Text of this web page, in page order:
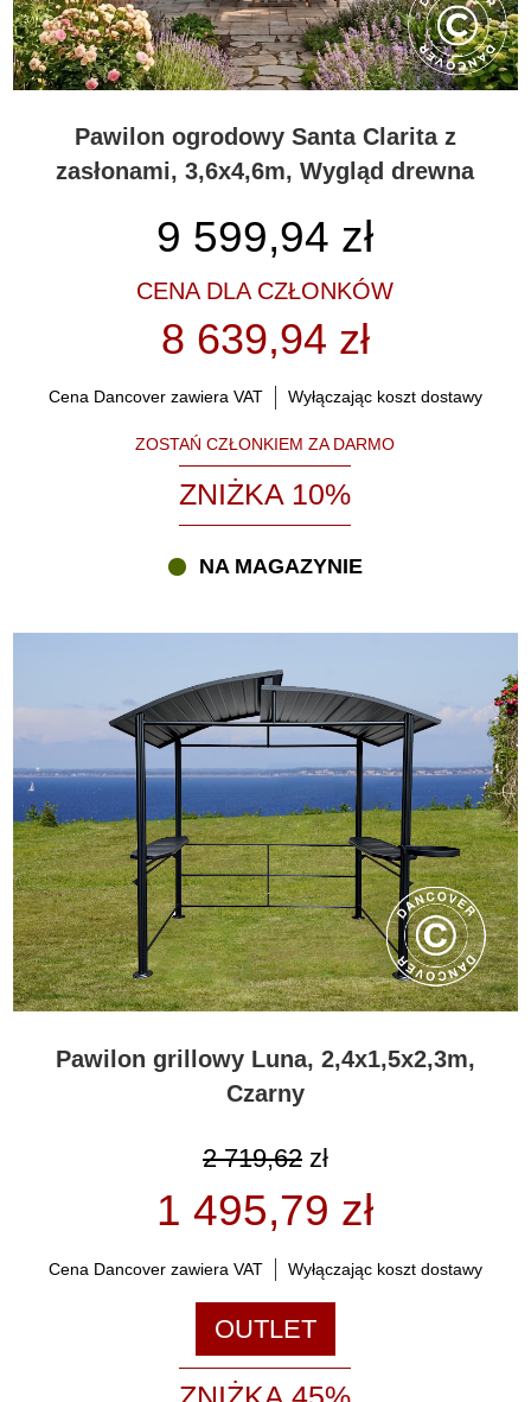
Pawilon ogrodowy Santa Clarita z
zasłonami, 3,6x4,6m, Wygląd drewna
9 599,94 zł
CENA DLA CZŁONKÓW
8 639,94 zł
Cena Dancover zawiera VAT Wyłączając koszt dostawy
ZOSTAŃ CZŁONKIEM ZA DARMO
ZNIŻKA 10%
NA MAGAZYNIE
Pawilon grillowy Luna, 2,4x1,5x2,3m,
Czarny
2 719,62zł
1 495,79 zł
Cena Dancover zawiera VAT Wyłączając koszt dostawy
OUTLET